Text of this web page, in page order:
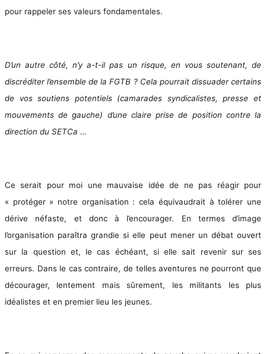
pour rappeler ses valeurs fondamentales.
D’un autre côté, n’y a-t-il pas un risque, en vous soutenant, de
discréditer l’ensemble de la FGTB ? Cela pourrait dissuader certains
de vos soutiens potentiels (camarades syndicalistes, presse et
mouvements de gauche) d’une claire prise de position contre la
direction du SETCa …
Ce serait pour moi une mauvaise idée de ne pas réagir pour
« protéger » notre organisation : cela équivaudrait à tolérer une
dérive néfaste, et donc à l’encourager. En termes d’image
l’organisation paraîtra grandie si elle peut mener un débat ouvert
sur la question et, le cas échéant, si elle sait revenir sur ses
erreurs. Dans le cas contraire, de telles aventures ne pourront que
décourager, lentement mais sûrement, les militants les plus
idéalistes et en premier lieu les jeunes.